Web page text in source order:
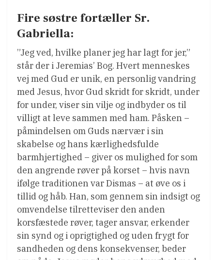
Fire søstre fortæller Sr.
Gabriella:
”Jeg ved, hvilke planer jeg har lagt for jer,”
står der i Jeremias’ Bog. Hvert menneskes
vej med Gud er unik, en personlig vandring
med Jesus, hvor Gud skridt for skridt, under
for under, viser sin vilje og indbyder os til
villigt at leve sammen med ham. Påsken –
påmindelsen om Guds nærvær i sin
skabelse og hans kærlighedsfulde
barmhjertighed – giver os mulighed for som
den angrende røver på korset – hvis navn
ifølge traditionen var Dismas – at øve os i
tillid og håb. Han, som gennem sin indsigt og
omvendelse tilretteviser den anden
korsfæstede røver, tager ansvar, erkender
sin synd og i oprigtighed og uden frygt for
sandheden og dens konsekvenser, beder